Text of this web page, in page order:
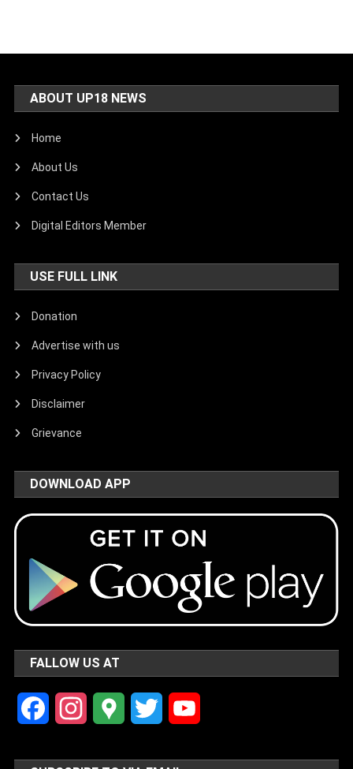
ABOUT UP18 NEWS
Home
About Us
Contact Us
Digital Editors Member
USE FULL LINK
Donation
Advertise with us
Privacy Policy
Disclaimer
Grievance
DOWNLOAD APP
FALLOW US AT
FacebookInstagramGoogle Twitter